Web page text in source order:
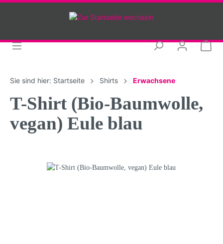
Sie sind hier: Startseite Shirts Erwachsene
T-Shirt (Bio-Baumwolle,
vegan) Eule blau